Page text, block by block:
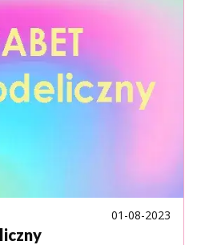
01-08-2023